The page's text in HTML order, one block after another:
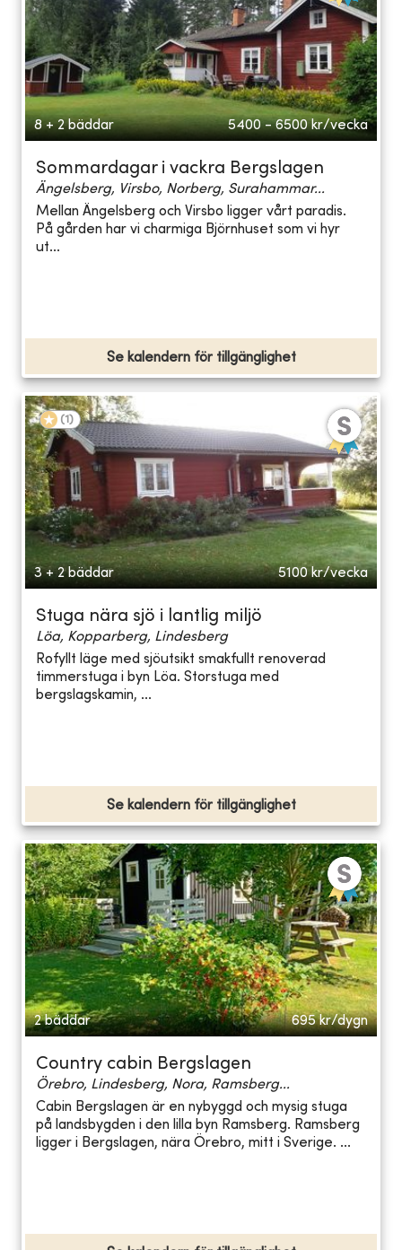
8 + 2 bäddar 5400 - 6500 kr/vecka
Sommardagar i vackra Bergslagen
Ängelsberg, Virsbo, Norberg, Surahammar...
Mellan Ängelsberg och Virsbo ligger vårt paradis.
På gården har vi charmiga Björnhuset som vi hyr
ut...
Se kalendern för tillgänglighet
(1 )
3 + 2 bäddar 5100 kr/vecka
Stuga nära sjö i lantlig miljö
Löa, Kopparberg, Lindesberg
Rofyllt läge med sjöutsikt smakfullt renoverad
timmerstuga i byn Löa. Storstuga med
bergslagskamin, ...
Se kalendern för tillgänglighet
2 bäddar 695 kr/dygn
Country cabin Bergslagen
Örebro, Lindesberg, Nora, Ramsberg...
Cabin Bergslagen är en nybyggd och mysig stuga
på landsbygden i den lilla byn Ramsberg. Ramsberg
ligger i Bergslagen, nära Örebro, mitt i Sverige. ...